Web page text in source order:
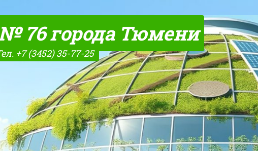
города Тюмени
+7 (3452) 35-77-25